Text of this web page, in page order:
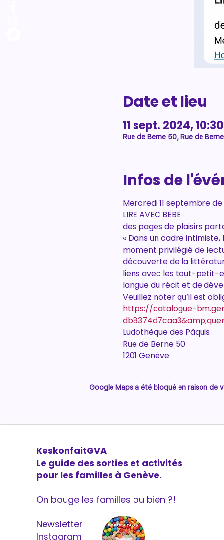
Date et lieu
11 sept. 2024,
Rue de Berne 50, Rue de
Infos de
Mercredi 11 septembre de
LIRE AVEC BÉBÉ
des pages de plaisirs
« Dans un cadre
moment privilégié de
découverte de la
liens avec les tout-petit-
langue du récit et de
Veuillez noter qu’il est
https://catalogue-
Ludothèque des Pâquis
Rue de Berne 50
1201 Genève
Google Maps a été bloqué en raison de
KeskonfaitGVA
Le guide des sorties et activités
pour les familles à Genève.
On bouge les familles ou bien ?!
Newsletter
Instagram